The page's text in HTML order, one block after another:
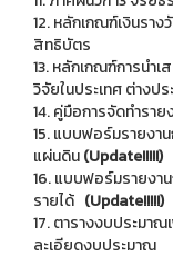
12. หลักเกณฑ์เงินราง
สิทธิบัตร
13. หลักเกณฑ์การนำ
วิจัยในประเทศ ต่างปร
14. คู่มือการจัดทำราย
15. แบบฟอร์มรายงา
แผ่นดิน(Update!!!!!)
16. แบบฟอร์มรายงา
รายได้ (Update!!!!!)
17. ตารางงบประมา
ละเอียดงบประมาณ